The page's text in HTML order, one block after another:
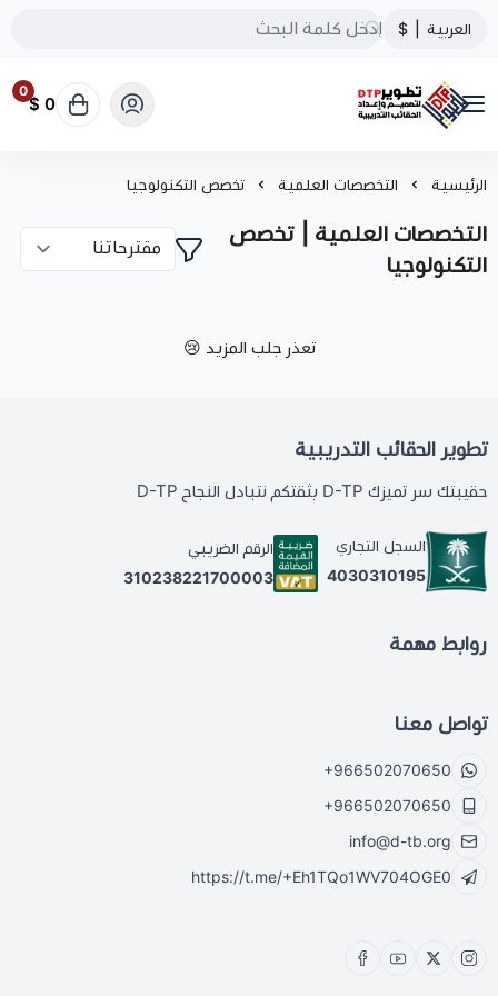
العربية $
تطوير الحقائب التدريبية
0
0 $
الرئيسية التخصصات العلمية تخصص التكنولوجيا
التخصصات العلمية | تخصص
التكنولوجيا
تعذر جلب المزيد 😢
تطوير الحقائب التدريبية
حقيبتك سر تميزك D-TP بثقتكم نتبادل النجاح D-TP
السجل التجاري
4030310195
الرقم الضريبي
310238221700003
روابط مهمة
تواصل معنا
+966502070650
+966502070650
info@d-tb.org
https://t.me/+Eh1TQo1WV704OGE0